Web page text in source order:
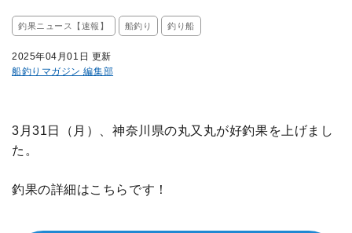
釣果ニュース【速報】 船釣り 釣り船
2025年04月01日 更新
船釣りマガジン 編集部
3月31日（月）、神奈川県の丸又丸が好釣果を上げまし
た。
釣果の詳細はこちらです！